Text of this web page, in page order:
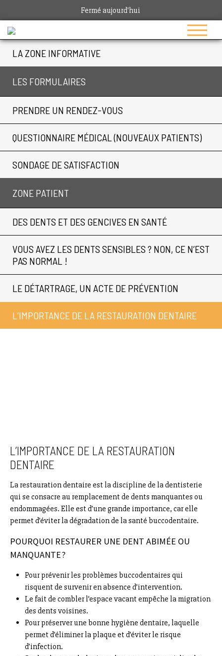
Fermé aujourd'hui
LA ZONE INFORMATIVE
LES FORMULAIRES
PRENDRE UN RENDEZ-VOUS
QUESTIONNAIRE MÉDICAL (NOUVEAUX PATIENTS)
SONDAGE DE SATISFACTION
ZONE PATIENT
DES DENTS ET DES GENCIVES EN SANTÉ
VOUS AVEZ LES DENTS SENSIBLES ? NON, CE N’EST
PAS NORMAL !
LE DÉTARTRAGE, UN ACTE DE PRÉVENTION
L’IMPORTANCE DE LA RESTAURATION DENTAIRE
L’IMPORTANCE DE LA RESTAURATION
DENTAIRE
La restauration dentaire est la discipline de la dentisterie
qui se consacre au remplacement de dents manquantes ou
endommagées. Elle est d’une grande importance, car elle
permet d’éviter la dégradation de la santé buccodentaire.
POURQUOI RESTAURER UNE DENT ABIMÉE OU
MANQUANTE ?
Pour prévenir les problèmes buccodentaires qui
risquent de survenir en absence d’intervention.
Le fait de combler l’espace vacant empêche la migration
des dents voisines.
Pour préserver une bonne hygiène dentaire, laquelle
permet d’éliminer la plaque et d’éviter le risque
d’infection.